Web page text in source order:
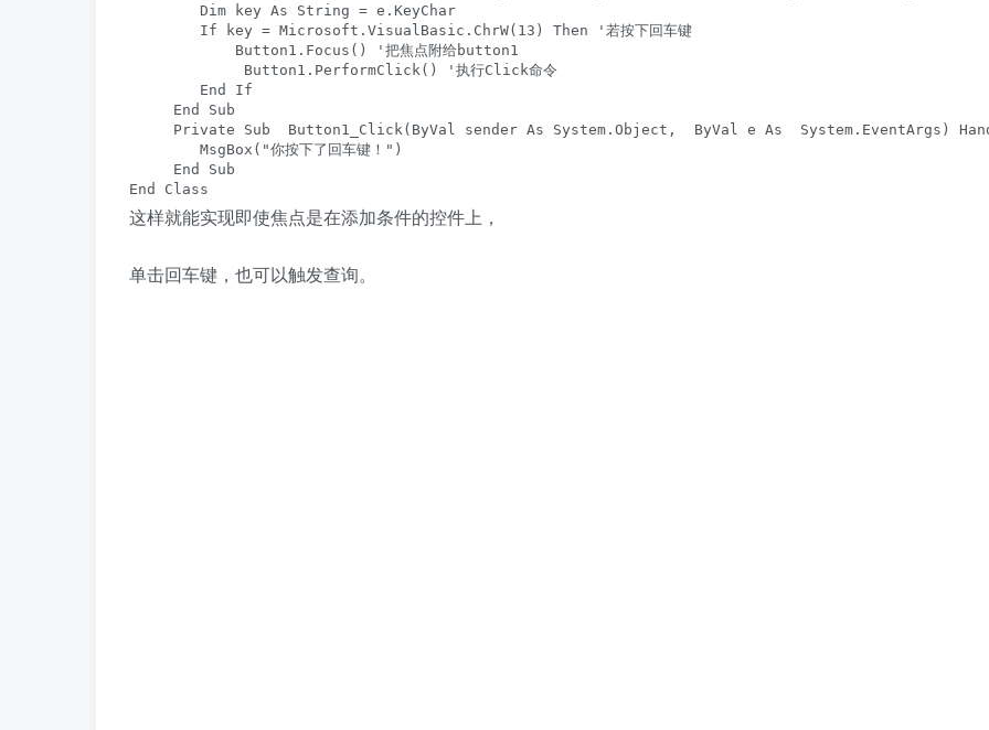
Dim key As String = e.KeyChar
If key = Microsoft.VisualBasic.ChrW(13) Then '若按下回车键
Button1.Focus() '把焦点附给button1
Button1.PerformClick() '执行Click命令
End If
End Sub
Private Sub  Button1_Click(ByVal sender As System.Object,  ByVal e As  System.EventArgs)
MsgBox("你按下了回车键！")
End Sub
End Class
这样就能实现即使焦点是在添加条件的控件上，
单击回车键，也可以触发查询。